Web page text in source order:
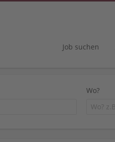
Job suchen
Wo?